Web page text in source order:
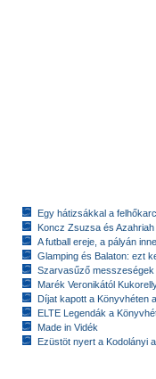
Egy hátizsákkal a
Koncz Zsuzsa és
A futball ereje, a pályán
Glamping és Balaton: ezt
Szarvasűző messzeségek
Marék Veronikától
Díjat kapott a Könyvhéten
ELTE Legendák a
Made in Vidék
Ezüstöt nyert a Kodolányi